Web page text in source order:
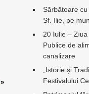
»
Sărbătoare
Sf. Ilie, pe
20 Iulie –
Publice de
canalizare
„Istorie și
Festivalului